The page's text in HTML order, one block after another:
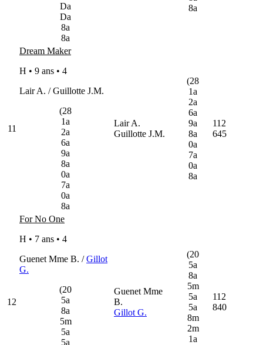
Da
Da
8a
8a
8a
11
Dream Maker
H • 9 ans • 4
Lair A. / Guillotte J.M.
(28
1a
2a
6a
9a
8a
0a
7a
0a
8a
Lair A.
Guillotte J.M.
(28
1a
2a
6a
9a
8a
0a
7a
0a
8a
112
645
12
For No One
H • 7 ans • 4
Guenet Mme B. /Gillot
G.
(20
5a
8a
5m
5a
5a
Guenet Mme
B.
Gillot G.
(20
5a
8a
5m
5a
5a
8m
2m
1a
112
840